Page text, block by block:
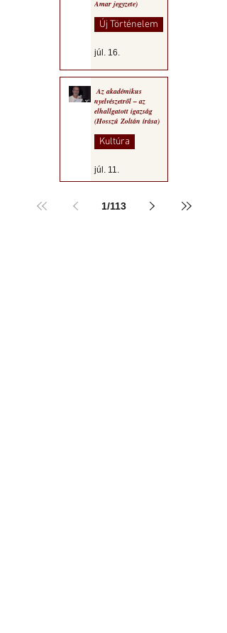
Amar jegyzete)
Új Történelem
júl. 16.
Az akadémikus
nyelvészetről – az
elhallgatott igazság
(Hosszú Zoltán írása)
Kultúra
júl. 11.
1/113